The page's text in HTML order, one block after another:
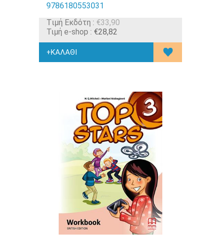
9786180553031
Tιμή Εκδότη : €33,90
Τιμή e-shop : €28,82